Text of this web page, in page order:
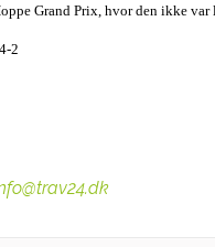
Grand Prix, hvor den ikke
4-2